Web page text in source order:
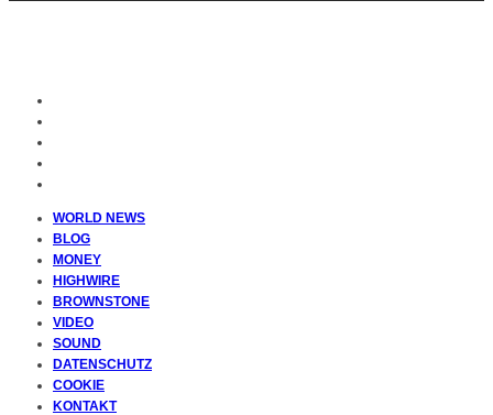
WORLD NEWS
BLOG
MONEY
HIGHWIRE
BROWNSTONE
VIDEO
SOUND
DATENSCHUTZ
COOKIE
KONTAKT